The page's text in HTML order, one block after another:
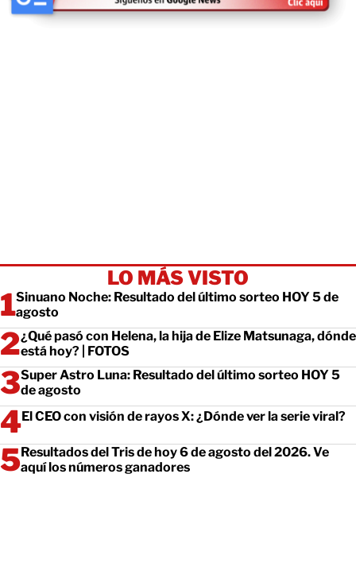
LO MÁS VISTO
Sinuano Noche: Resultado del último sorteo HOY 5 de
agosto
¿Qué pasó con Helena, la hija de Elize Matsunaga, dónde
está hoy? | FOTOS
Super Astro Luna: Resultado del último sorteo HOY 5
de agosto
El CEO con visión de rayos X: ¿Dónde ver la serie viral?
Resultados del Tris de hoy 6 de agosto del 2026. Ve
aquí los números ganadores